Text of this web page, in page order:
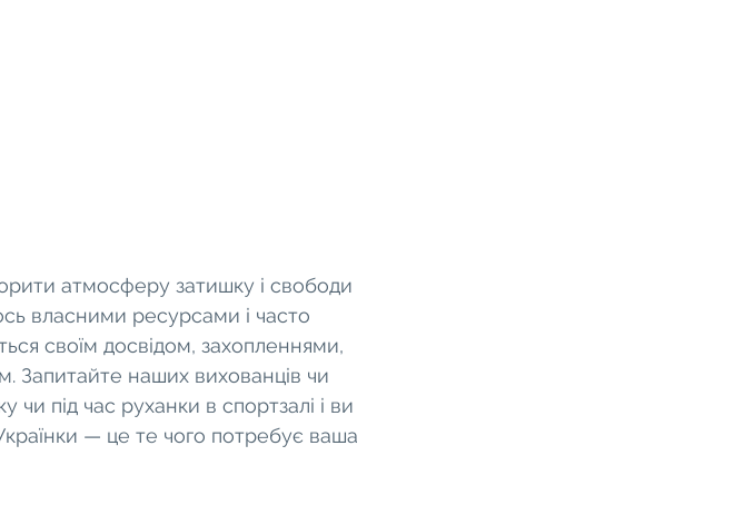
атмосферу затишку і свободи
власними ресурсами і часто
своїм досвідом, захопленнями,
Запитайте наших вихованців чи
чи під час руханки в спортзалі і ви
— це те чого потребує ваша